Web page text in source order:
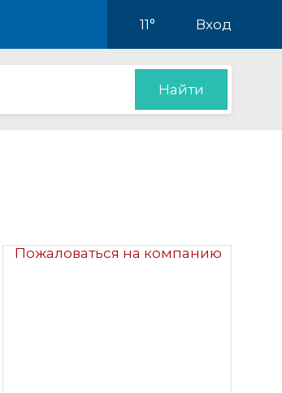
11° Вход
Найти
Пожаловаться на компанию